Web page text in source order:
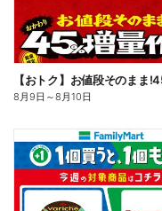
8月9日 ～8月10日